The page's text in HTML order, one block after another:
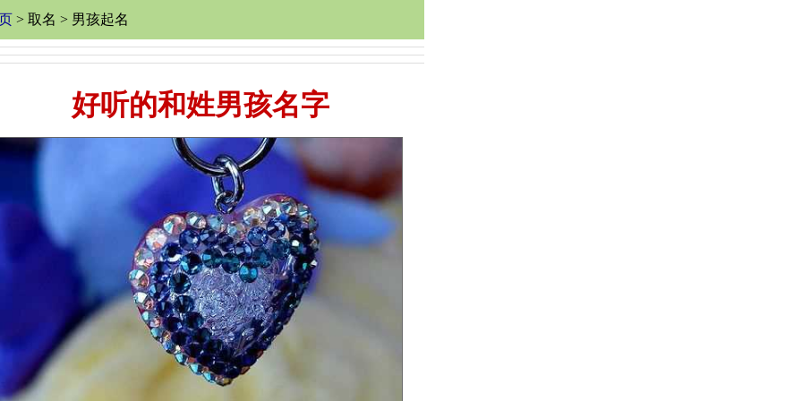
> 取名 > 男孩起名
好听的和姓男孩名字